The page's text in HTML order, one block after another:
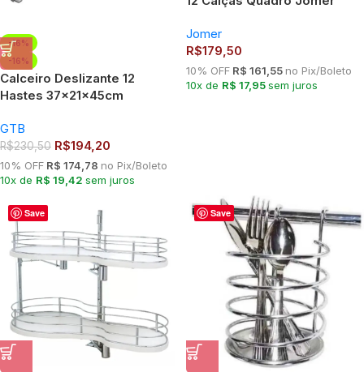
-16%
-16%
Calceiro Deslizante 12
Hastes 37x21x45cm
GTB
R$230,50 R$194,20
10% OFF R$ 174,78 no Pix/Boleto
10x de R$ 19,42 sem juros
Jomer
R$179,50
10% OFF R$ 161,55 no Pix/Boleto
10x de R$ 17,95sem juros
Save Save